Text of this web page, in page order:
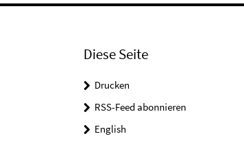
Diese Seite
Drucken
RSS-Feed abonnieren
English